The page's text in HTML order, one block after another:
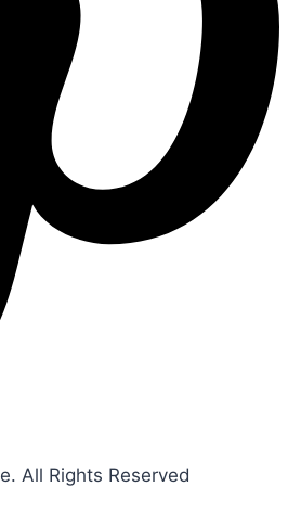
All Rights Reserved